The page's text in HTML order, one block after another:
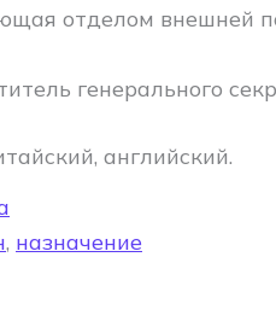
отделом внешней
генерального
английский.
, назначение